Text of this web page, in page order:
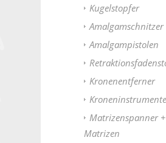
Kugelstopfer
Amalgamschnitzer
Amalgampistolen
Kronenentferner
Kroneninstrumente
Matrizenspanner +
Matrizen